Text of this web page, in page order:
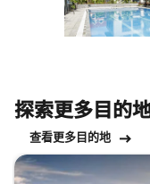
探索更多目的
跳过 探索更多目的地
查看更多目的地